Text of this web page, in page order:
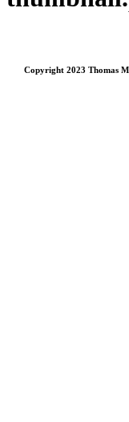
Copyright 2023 Thomas